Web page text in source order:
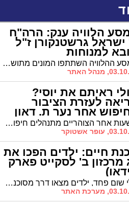
הלוויה ענק: הרה"ח
ישראל גרשטנקורן ז"ל
למנוחות
במסע ההלוויה השתתפו המונים מתושבי העיר ובמרכזם ציבור חסידי גור ומתפללי ביהח"ס "בית ברלינר" שהמנוח נמנה על מתפלליו * עין לא נותרה יבשה כאשר היתומים הרכים ובהם בנו הגדול שאך עתה נכנס למצוות, אמרו 'קדיש' אחר מיטתו של אביהם
מנהל האתר
ראיתם את יוסי?
לעזרת הציבור
אחר נער ת. דאון
משעות אחר הצוהריים מתנהלים חיפושים נרחבים מאוד אחר הנער יוסף דאיזדה, בן 17 עם תסמונת דאון. נראה לאחרונה באזור פארק אשדוד ים. אימו מבקשת מהציבור לסייע בחיפושים: "הוא כבר רעב וצמא ולא יודע היכן הוא"
עופר אשטוקר
חיים: ילדים הפכו את
מרכזון ב' לסקייט פארק
בלי שום פחד, ילדים מצאו דרך מסוכנת ביותר להפיג את השעמום - באמצעות רכיבה על קורקינט על גג המרכז המסחרי רובע ב'. צפו בתיעוד
מערכת האתר